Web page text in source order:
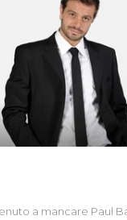
a mancare Paul